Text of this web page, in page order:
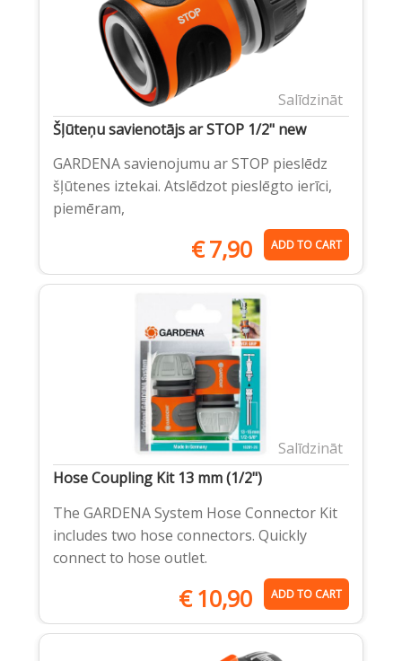
Salīdzināt
Šļūteņu savienotājs ar STOP 1/2" new
GARDENA savienojumu ar STOP pieslēdz
šļūtenes iztekai. Atslēdzot pieslēgto ierīci,
piemēram,
€7,90 ADD TO CART
Salīdzināt
Hose Coupling Kit 13 mm (1/2")
The GARDENA System Hose Connector Kit
includes two hose connectors. Quickly
connect to hose outlet.
€10,90 ADD TO CART